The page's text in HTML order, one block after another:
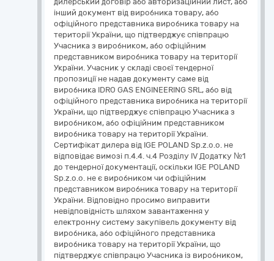
інший документ від виробника товару, або
офіційного представника виробника товару на
території України, що підтверджує співпрацю
Учасника з виробником, або офіційним
представником виробника товару на території
України. Учасник у складі своєї тендерної
пропозиції не надав документу саме від
виробника IDRO GAS ENGINEERING SRL, або від
офіційного представника виробника на території
України, що підтверджує співпрацю Учасника з
виробником, або офіційним представником
виробника товару на території України.
Сертифікат дилера від IGE POLAND Sp.z.o.o. не
відповідає вимозі п.4.4. ч.4 Розділу ІV Додатку №1
до тендерної документації, оскільки IGE POLAND
Sp.z.o.o. не є виробником чи офіційним
представником виробника товару на території
України. Відповідно просимо виправити
невідповідність шляхом завантаження у
електронну систему закупівель документу від
виробника, або офіційного представника
виробника товару на території України, що
підтверджує співпрацю Учасника із виробником,